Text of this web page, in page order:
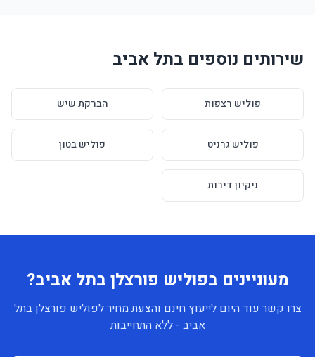
שירותים נוספים בתל אביב
פוליש רצפות הברקת שיש
פוליש גרניט פוליש בטון
ניקיון דירות
מעוניינים בפוליש פורצלן בתל אביב?
צרו קשר עוד היום לייעוץ חינם והצעת מחיר לפוליש פורצלן בתל
אביב - ללא התחייבות